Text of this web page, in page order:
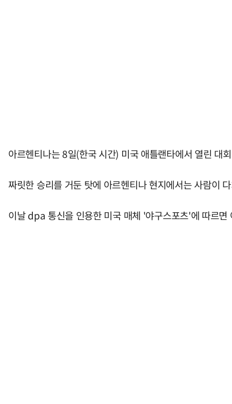
아르헨티나는 8일(한국 시간) 미국 애틀랜타에서 열린
짜릿한 승리를 거둔 탓에 아르헨티나 현지에서는 사람이
이날 dpa 통신을 인용한 미국 매체 '야구스포츠'에 따르